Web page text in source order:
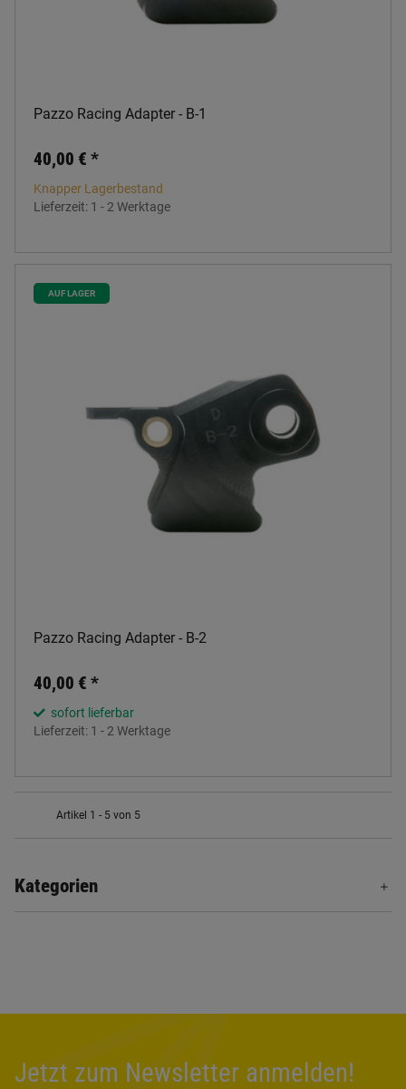
Pazzo Racing Adapter - B-1
40,00 € *
Knapper Lagerbestand
Lieferzeit: 1 - 2 Werktage
AUF LAGER
Pazzo Racing Adapter - B-2
40,00 € *
sofort lieferbar
Lieferzeit: 1 - 2 Werktage
Artikel 1 - 5 von 5
Kategorien
Jetzt zum Newsletter anmelden!